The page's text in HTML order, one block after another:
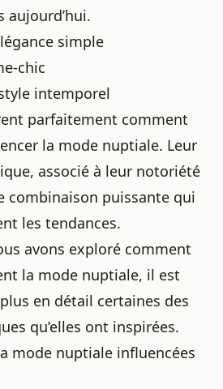
aujourd’hui.
simple
chic
intemporel
parfaitement comment
la mode nuptiale. Leur
associé à leur notoriété
combinaison puissante qui
les tendances.
avons exploré comment
la mode nuptiale, il est
en détail certaines des
qu’elles ont inspirées.
mode nuptiale influencées